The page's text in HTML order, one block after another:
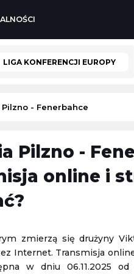
LIGA KONFERENCJI EUROPY
- Fenerbahce
Mazowiecki
Mazowiecki
3.
Pilzno -
online i
zmierzą się drużyny
Internet. Transmisja
w dniu 06.11.2025